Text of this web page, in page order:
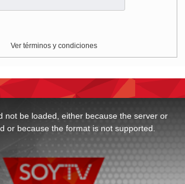
Ver términos y condiciones
not be loaded, either because the server or
or because the format is not supported.